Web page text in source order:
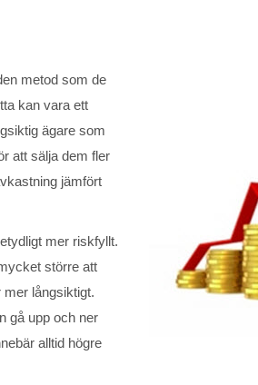
metod som de
kan vara ett
ägare som
att sälja dem fler
jämfört
mer riskfyllt.
större att
mer långsiktigt.
gå upp och ner
alltid högre